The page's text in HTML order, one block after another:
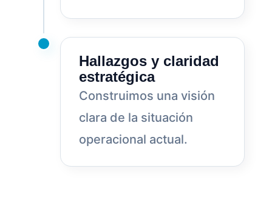
Hallazgos y claridad
estratégica
Construimos una visión
clara de la situación
operacional actual.